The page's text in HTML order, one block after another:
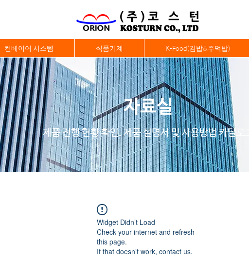
컨베이어 시스템 식품기계 K-Food(김밥&주먹밥)
자료실
​제품 진행 현황 확인. 제품 설명서 및 사용방법 카달로그
Widget Didn’t Load
Check your internet and refresh
this page.
If that doesn’t work, contact us.